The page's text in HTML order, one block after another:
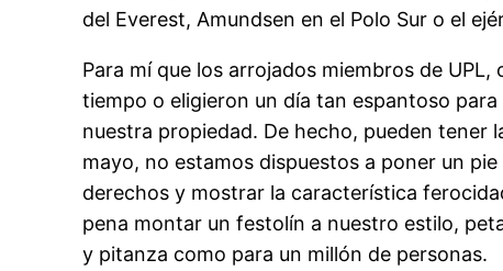
del Everest, Amundsen en el Polo Sur o el
Para mí que los arrojados miembros de
tiempo o eligieron un día tan espantoso
nuestra propiedad. De hecho, pueden tener
mayo, no estamos dispuestos a poner un
derechos y mostrar la característica
pena montar un festolín a nuestro estilo,
y pitanza como para un millón de personas.